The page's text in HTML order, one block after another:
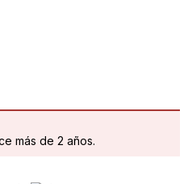
más de 2 años.